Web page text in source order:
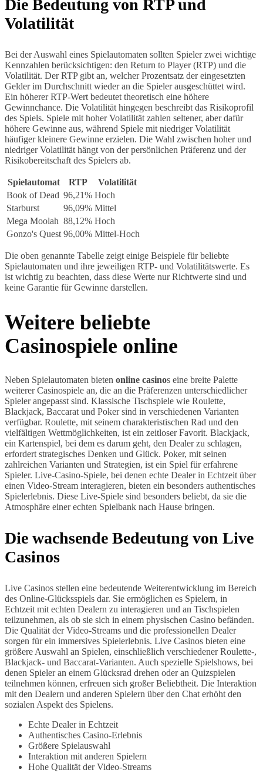
Die Bedeutung von RTP und
Volatilität
Bei der Auswahl eines Spielautomaten sollten Spieler zwei wichtige
Kennzahlen berücksichtigen: den Return to Player (RTP) und die
Volatilität. Der RTP gibt an, welcher Prozentsatz der eingesetzten
Gelder im Durchschnitt wieder an die Spieler ausgeschüttet wird.
Ein höherer RTP-Wert bedeutet theoretisch eine höhere
Gewinnchance. Die Volatilität hingegen beschreibt das Risikoprofil
des Spiels. Spiele mit hoher Volatilität zahlen seltener, aber dafür
höhere Gewinne aus, während Spiele mit niedriger Volatilität
häufiger kleinere Gewinne erzielen. Die Wahl zwischen hoher und
niedriger Volatilität hängt von der persönlichen Präferenz und der
Risikobereitschaft des Spielers ab.
Spielautomat RTP
Volatilität
Book of Dead 96,21% Hoch
Starburst
96,09% Mittel
Mega Moolah 88,12% Hoch
Gonzo's Quest 96,00% Mittel-Hoch
Die oben genannte Tabelle zeigt einige Beispiele für beliebte
Spielautomaten und ihre jeweiligen RTP- und Volatilitätswerte. Es
ist wichtig zu beachten, dass diese Werte nur Richtwerte sind und
keine Garantie für Gewinne darstellen.
Weitere beliebte
Casinospiele online
Neben Spielautomaten bieten online casinos eine breite Palette
weiterer Casinospiele an, die an die Präferenzen unterschiedlicher
Spieler angepasst sind. Klassische Tischspiele wie Roulette,
Blackjack, Baccarat und Poker sind in verschiedenen Varianten
verfügbar. Roulette, mit seinem charakteristischen Rad und den
vielfältigen Wettmöglichkeiten, ist ein zeitloser Favorit. Blackjack,
ein Kartenspiel, bei dem es darum geht, den Dealer zu schlagen,
erfordert strategisches Denken und Glück. Poker, mit seinen
zahlreichen Varianten und Strategien, ist ein Spiel für erfahrene
Spieler. Live-Casino-Spiele, bei denen echte Dealer in Echtzeit über
einen Video-Stream interagieren, bieten ein besonders authentisches
Spielerlebnis. Diese Live-Spiele sind besonders beliebt, da sie die
Atmosphäre einer echten Spielbank nach Hause bringen.
Die wachsende Bedeutung von Live
Casinos
Live Casinos stellen eine bedeutende Weiterentwicklung im Bereich
des Online-Glücksspiels dar. Sie ermöglichen es Spielern, in
Echtzeit mit echten Dealern zu interagieren und an Tischspielen
teilzunehmen, als ob sie sich in einem physischen Casino befänden.
Die Qualität der Video-Streams und die professionellen Dealer
sorgen für ein immersives Spielerlebnis. Live Casinos bieten eine
größere Auswahl an Spielen, einschließlich verschiedener Roulette-,
Blackjack- und Baccarat-Varianten. Auch spezielle Spielshows, bei
denen Spieler an einem Glücksrad drehen oder an Quizspielen
teilnehmen können, erfreuen sich großer Beliebtheit. Die Interaktion
mit den Dealern und anderen Spielern über den Chat erhöht den
sozialen Aspekt des Spielens.
Echte Dealer in Echtzeit
Authentisches Casino-Erlebnis
Größere Spielauswahl
Interaktion mit anderen Spielern
Hohe Qualität der Video-Streams